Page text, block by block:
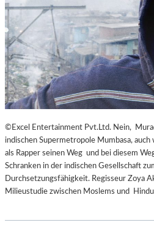
©Excel Entertainment Pvt.Ltd. Nein,
indischen Supermetropole Mumbasa,
als Rapper seinen Weg und bei diesem
Schranken in der indischen Gesellschaft
Durchsetzungsfähigkeit. Regisseur Zoya
Milieustudie zwischen Moslems und